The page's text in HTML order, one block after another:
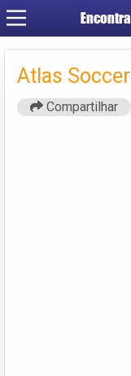
Encontra
Atlas Soccer
Compartilhar